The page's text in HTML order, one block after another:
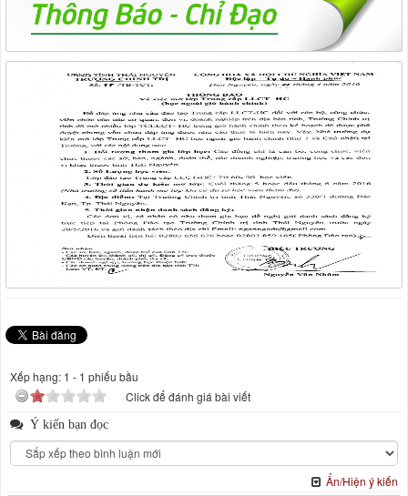
Xếp hạng: 1 - 1 phiếu bầu
Click để đánh giá bài viết
Ý kiến bạn đọc
Ẩn/Hiện ý kiến